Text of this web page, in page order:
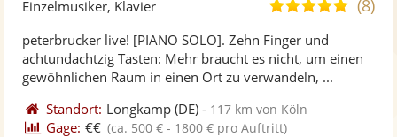
5,0(8)
Einzelmusiker, Klavier
peterbrucker live! [PIANO SOLO]. Zehn Finger und
achtundachtzig Tasten: Mehr braucht es nicht, um einen
gewöhnlichen Raum in einen Ort zu verwandeln, ...
Standort: Longkamp (DE) - 117 km von Köln
Gage: €€ (ca. 500 € - 1800 € pro Auftritt)